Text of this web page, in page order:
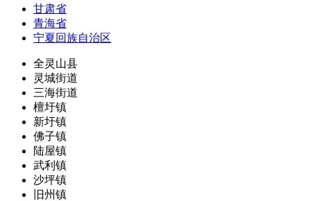
甘肃省
青海省
宁夏回族自治区
全灵山县
灵城街道
三海街道
檀圩镇
新圩镇
佛子镇
陆屋镇
武利镇
沙坪镇
旧州镇